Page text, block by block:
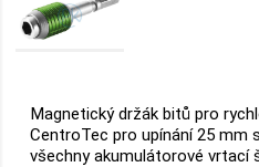
Magnetický držák bitů pro
CentroTec pro upínání 25 mm
všechny akumulátorové vrtací